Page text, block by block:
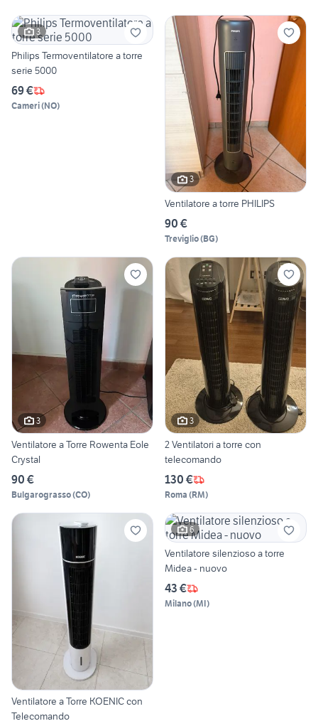
3
Philips Termoventilatore a torre
serie 5000
69 €
Cameri(NO)
3
Ventilatore a torre PHILIPS
90 €
Treviglio(BG)
3
Ventilatore a Torre Rowenta Eole
Crystal
90 €
Bulgarograsso(CO)
3
2 Ventilatori a torre con
telecomando
130 €
Roma (RM)
Ventilatore a Torre KOENIC con
Telecomando
6
Ventilatore silenzioso a torre
Midea - nuovo
43 €
Milano(MI)